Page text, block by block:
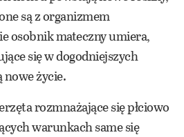
są z organizmem
osobnik mateczny umiera,
się w dogodniejszych
życie.
rozmnażające się płciowo
warunkach same się